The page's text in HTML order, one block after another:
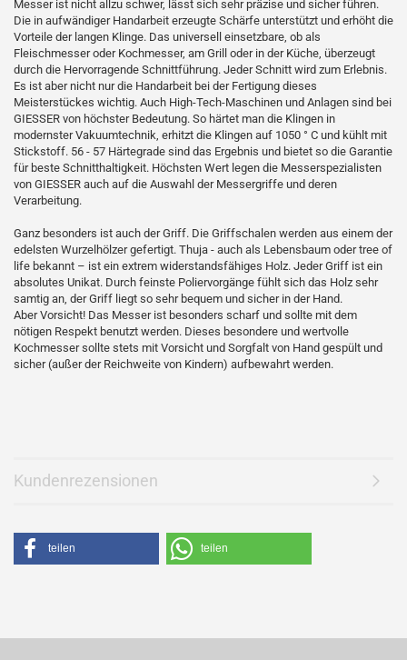
Messer ist nicht allzu schwer, lässt sich sehr präzise und sicher führen.
Die in aufwändiger Handarbeit erzeugte Schärfe unterstützt und erhöht die
Vorteile der langen Klinge. Das universell einsetzbare, ob als
Fleischmesser oder Kochmesser, am Grill oder in der Küche, überzeugt
durch die Hervorragende Schnittführung. Jeder Schnitt wird zum Erlebnis.
Es ist aber nicht nur die Handarbeit bei der Fertigung dieses
Meisterstückes wichtig. Auch High-Tech-Maschinen und Anlagen sind bei
GIESSER von höchster Bedeutung. So härtet man die Klingen in
modernster Vakuumtechnik, erhitzt die Klingen auf 1050 ° C und kühlt mit
Stickstoff. 56 - 57 Härtegrade sind das Ergebnis und bietet so die Garantie
für beste Schnitthaltigkeit. Höchsten Wert legen die Messerspezialisten
von GIESSER auch auf die Auswahl der Messergriffe und deren
Verarbeitung.
Ganz besonders ist auch der Griff. Die Griffschalen werden aus einem der
edelsten Wurzelhölzer gefertigt. Thuja - auch als Lebensbaum oder tree of
life bekannt – ist ein extrem widerstandsfähiges Holz. Jeder Griff ist ein
absolutes Unikat. Durch feinste Poliervorgänge fühlt sich das Holz sehr
samtig an, der Griff liegt so sehr bequem und sicher in der Hand.
Aber Vorsicht! Das Messer ist besonders scharf und sollte mit dem
nötigen Respekt benutzt werden. Dieses besondere und wertvolle
Kochmesser sollte stets mit Vorsicht und Sorgfalt von Hand gespült und
sicher (außer der Reichweite von Kindern) aufbewahrt werden.
Kundenrezensionen
teilen teilen